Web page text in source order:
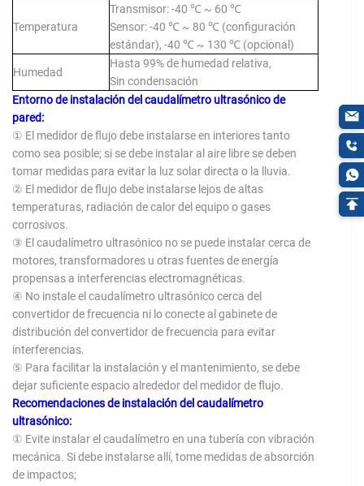
Temperatura
Transmisor: -40 ℃ ~ 60 ℃
Sensor: -40 ℃ ~ 80 ℃ (configuración
estándar), -40 ℃ ~ 130 ℃ (opcional)
Humedad
Hasta 99% de humedad relativa,
Sin condensación
Entorno de instalación del caudalímetro ultrasónico de
pared:
① El medidor de flujo debe instalarse en interiores tanto
como sea posible; si se debe instalar al aire libre se deben
tomar medidas para evitar la luz solar directa o la lluvia.
② El medidor de flujo debe instalarse lejos de altas
temperaturas, radiación de calor del equipo o gases
corrosivos.
③ El caudalímetro ultrasónico no se puede instalar cerca de
motores, transformadores u otras fuentes de energía
propensas a interferencias electromagnéticas.
④ No instale el caudalímetro ultrasónico cerca del
convertidor de frecuencia ni lo conecte al gabinete de
distribución del convertidor de frecuencia para evitar
interferencias.
⑤ Para facilitar la instalación y el mantenimiento, se debe
dejar suficiente espacio alrededor del medidor de flujo.
Recomendaciones de instalación del caudalímetro
ultrasónico:
① Evite instalar el caudalímetro en una tubería con vibración
mecánica. Si debe instalarse allí, tome medidas de absorción
de impactos;